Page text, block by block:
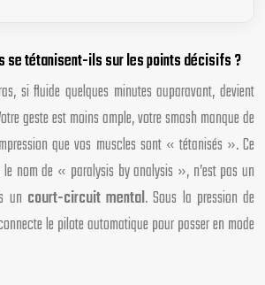
se tétanisent-ils sur les points décisifs ?
si fluide quelques minutes auparavant, devient
geste est moins ample, votre smash manque de
que vos muscles sont « tétanisés ». Ce
le nom de « paralysis by analysis », n’est pas un
un court-circuit mental. Sous la pression de
le pilote automatique pour passer en mode